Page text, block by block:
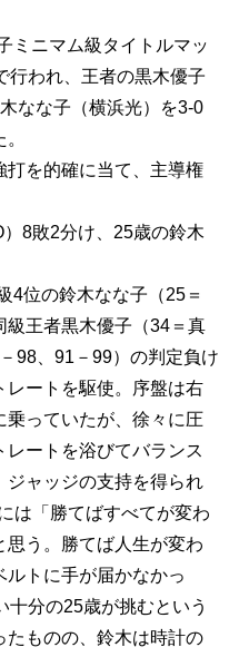
ミニマム級タイトルマッ
行われ、王者の黒木優子
なな子（横浜光）を3-0
打を的確に当て、主導権
8敗2分け、25歳の鈴木
4位の鈴木なな子（25＝
級王者黒木優子（34＝真
98、91－99）の判定負け
レートを駆使。序盤は右
乗っていたが、徐々に圧
ートを浴びてバランス
ジャッジの支持を得られ
「勝てばすべてが変わ
思う。勝てば人生が変わ
ルトに手が届かなかっ
十分の25歳が挑むという
たものの、鈴木は時計の